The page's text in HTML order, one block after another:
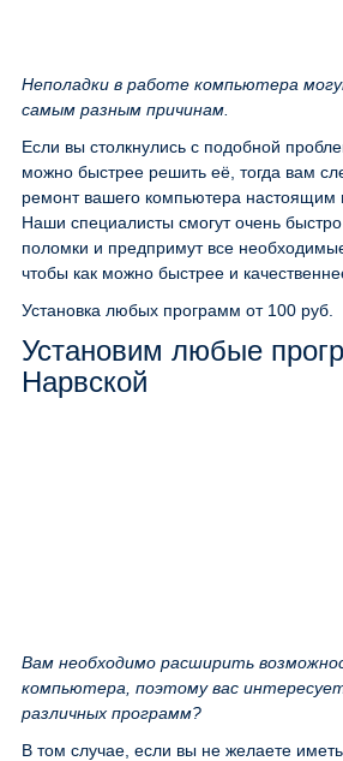
Неполадки в работе компьютера
самым разным причинам.
Если вы столкнулись с подобной
можно быстрее решить её, тогда вам
ремонт вашего компьютера настоящим
Наши специалисты смогут очень
поломки и предпримут все
чтобы как можно быстрее и
Установка любых программ от 100 руб.
Установим любые
Нарвской
Вам необходимо расширить
компьютера, поэтому вас
различных программ?
В том случае, если вы не желаете